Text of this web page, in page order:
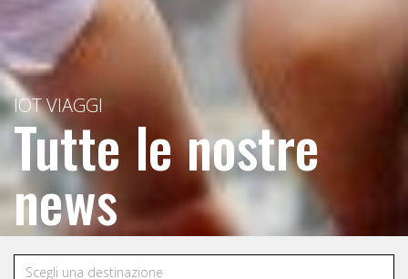
IOT VIAGGI
Tutte le nostre
news